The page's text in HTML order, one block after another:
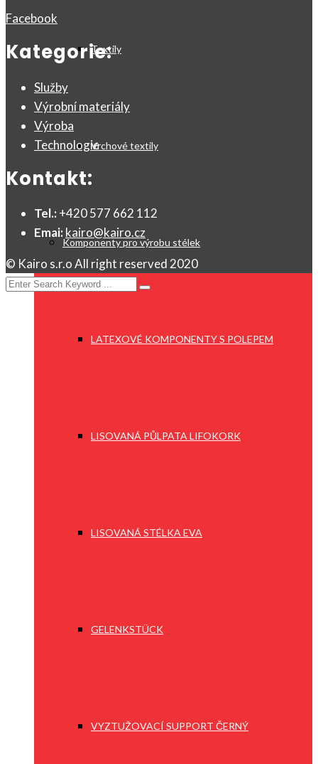
Textily
Vrchové textily
Komponenty pro výrobu stélek
LATEXOVÉ KOMPONENTY S POLEPEM
LISOVANÁ PŮLPATA LIFOKORK
LISOVANÁ STÉLKA EVA
GELENKSTÜCK
VYZTUŽOVACÍ SUPPORT ČERNÝ
Facebook
Kategorie:
Služby
Výrobní materiály
Výroba
Technologie
Kontakt:
Tel.: +420 577 662 112
Emai: kairo@kairo.cz
© Kairo s.r.o All right reserved 2020